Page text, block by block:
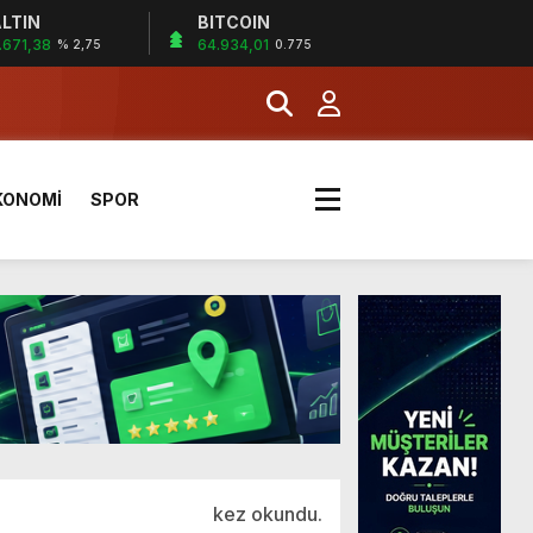
% 2,75
BITCOIN
64.934,01 0.775
SPOR
kez okundu.